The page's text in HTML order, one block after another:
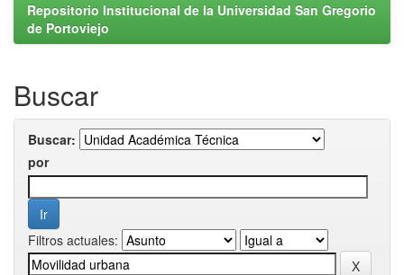
Repositorio Institucional de la Universidad San Gregorio
de Portoviejo
Buscar
Buscar:
por
Filtros actuales: